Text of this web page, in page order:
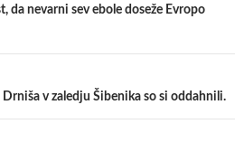
da nevarni sev ebole doseže Evropo
v zaledju Šibenika so si oddahnili.